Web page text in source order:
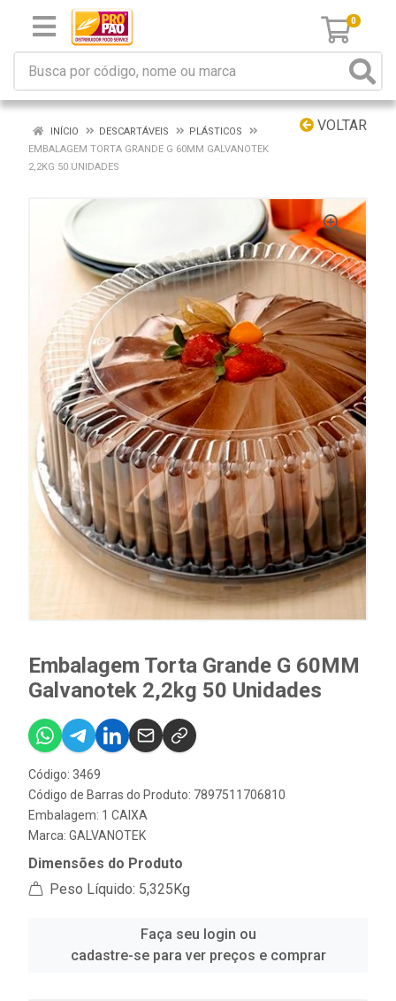
0
VOLTAR
INÍCIO DESCARTÁVEIS
PLÁSTICOS
EMBALAGEM TORTA GRANDE G 60MM GALVANOTEK
2,2KG 50 UNIDADES
Embalagem Torta Grande G 60MM
Galvanotek 2,2kg 50 Unidades
Código: 3469
Código de Barras do Produto: 7897511706810
Embalagem: 1 CAIXA
Marca: GALVANOTEK
Dimensões do Produto
Peso Líquido: 5,325Kg
Faça seu login ou
cadastre-se para ver preços e comprar